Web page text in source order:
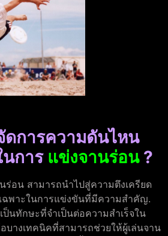
ดการความดันไหน
การ แข่งจานร่อน ?
อน สามารถนำไปสู่ความตึงเครียด
ฉพาะในการแข่งขันที่มีความสำคัญ.
นทักษะที่จำเป็นต่อความสำเร็จใน
บางเทคนิคที่สามารถช่วยให้ผู้เล่นจาน